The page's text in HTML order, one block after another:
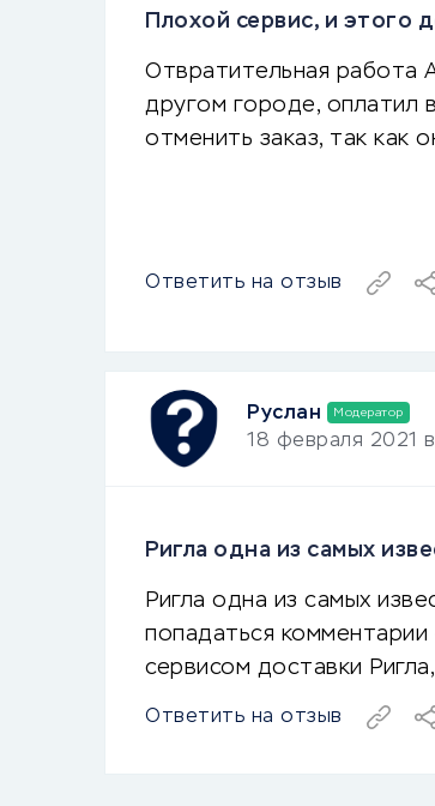
Плохой сервис, и этого
Отвратительная работа
другом городе, оплатил
отменить заказ, так как
Ответить на отзыв
Руслан Модератор
18 февраля 2021
Ригла одна из самых
Ригла одна из самых
попадаться
сервисом доставки
Ответить на отзыв